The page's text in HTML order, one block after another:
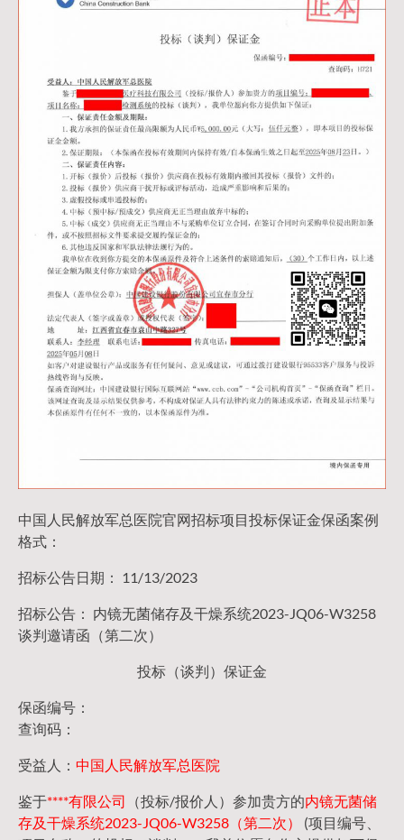
中国人民解放军总医院官网招标项目投标保证金保函案例
格式：
招标公告日期： 11/13/2023
招标公告： 内镜无菌储存及干燥系统2023-JQ06-W3258
谈判邀请函（第二次）
投标（谈判）保证金
保函编号：
查询码：
受益人： 中国人民解放军总医院
鉴于****有限公司 （投标/报价人）参加贵方的内镜无菌储
存及干燥系统2023-JQ06-W3258（第二次）
(项目编号、